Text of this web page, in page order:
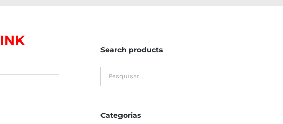
Search products
Categorias